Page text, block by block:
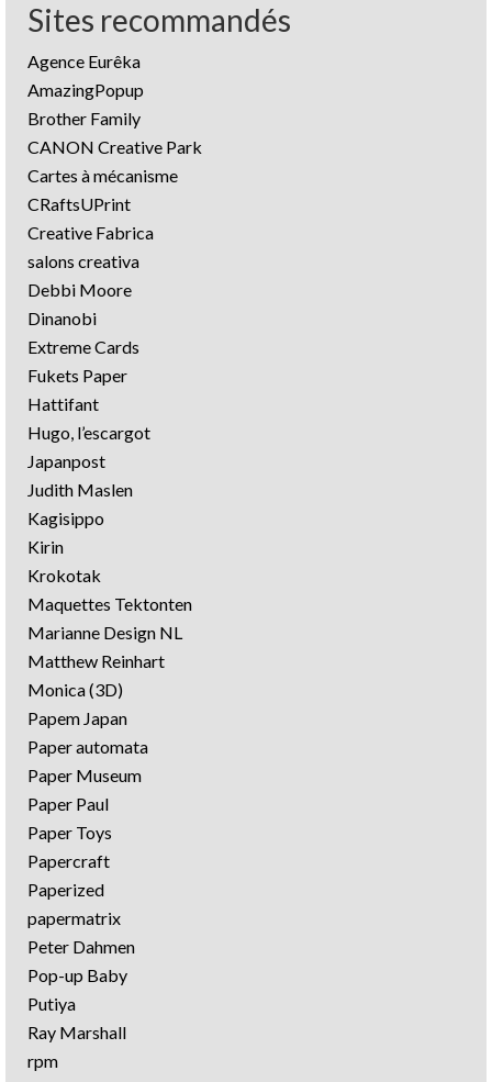
Sites recommandés
Agence Eurêka
AmazingPopup
Brother Family
CANON Creative Park
Cartes à mécanisme
CRaftsUPrint
Creative Fabrica
salons creativa
Debbi Moore
Dinanobi
Extreme Cards
Fukets Paper
Hattifant
Hugo, l’escargot
Japanpost
Judith Maslen
Kagisippo
Kirin
Krokotak
Maquettes Tektonten
Marianne Design NL
Matthew Reinhart
Monica (3D)
Papem Japan
Paper automata
Paper Museum
Paper Paul
Paper Toys
Papercraft
Paperized
papermatrix
Peter Dahmen
Pop-up Baby
Putiya
Ray Marshall
rpm